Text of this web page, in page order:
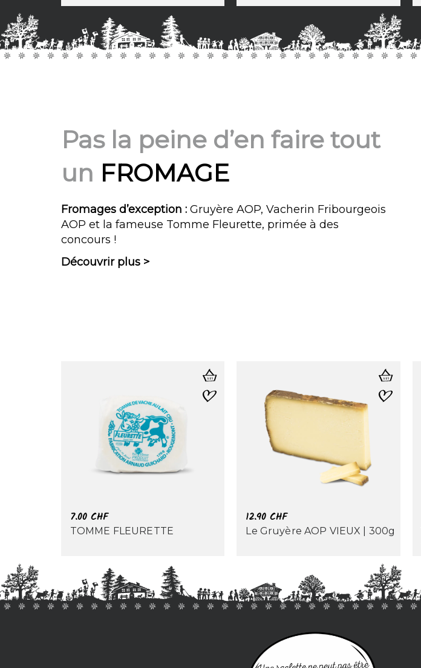
Pas la peine d’en faire tout
un FROMAGE
Fromages d’exception :Gruyère AOP, Vacherin Fribourgeois
AOP et la fameuse Tomme Fleurette, primée à des
concours !
Découvrir plus >
7.00 CHF
TOMME FLEURETTE
12.90CHF
Le Gruyère AOP VIEUX | 300g